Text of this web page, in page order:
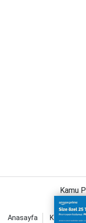
Kamu
Anasayfa Künye